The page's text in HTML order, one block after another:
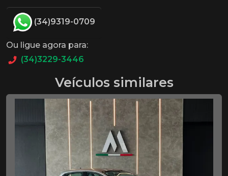
(34)9319-0709
Ou ligue agora para:
(34)3229-3446
Veículos similares